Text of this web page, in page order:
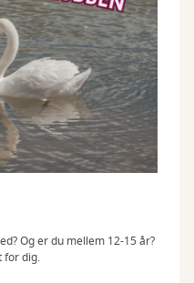
Og er du mellem 12-15 år?
for dig.